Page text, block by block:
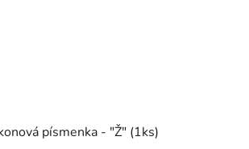
písmenka - "Ž" (1ks)